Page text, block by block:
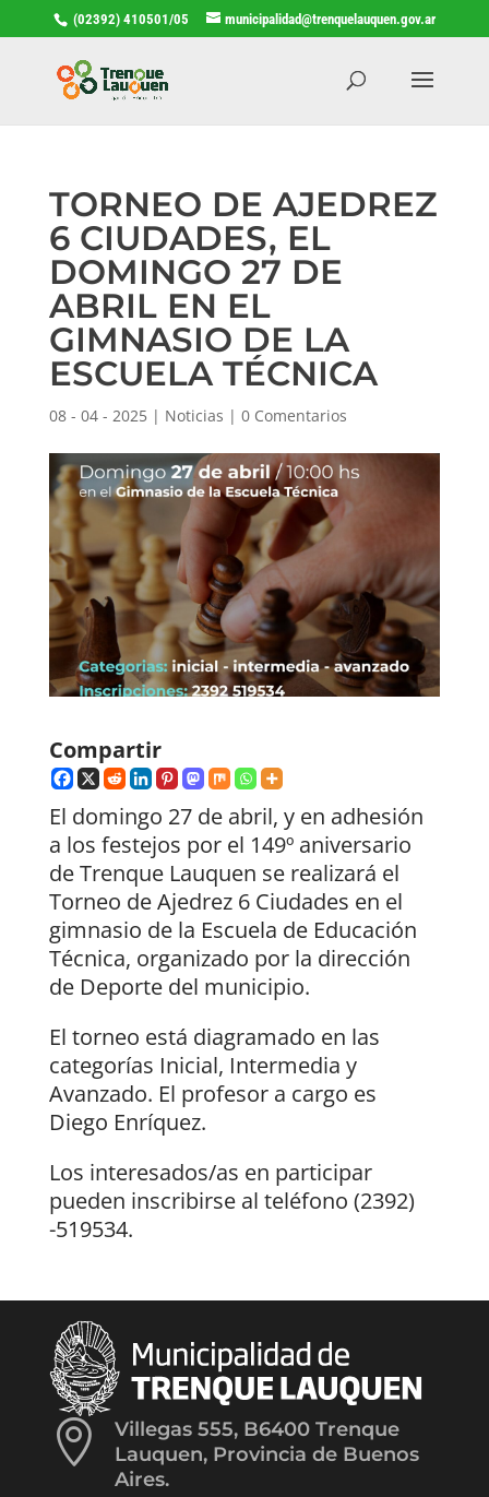
(02392) 410501/05 municipalidad@trenquelauquen.gov.ar
TORNEO DE AJEDREZ
6 CIUDADES, EL
DOMINGO 27 DE
ABRIL EN EL
GIMNASIO DE LA
ESCUELA TÉCNICA
08 - 04 - 2025| Noticias | 0 Comentarios
Compartir
El domingo 27 de abril, y en adhesión
a los festejos por el 149º aniversario
de Trenque Lauquen se realizará el
Torneo de Ajedrez 6 Ciudades en el
gimnasio de la Escuela de Educación
Técnica, organizado por la dirección
de Deporte del municipio.
El torneo está diagramado en las
categorías Inicial, Intermedia y
Avanzado. El profesor a cargo es
Diego Enríquez.
Los interesados/as en participar
pueden inscribirse al teléfono (2392)
-519534.

Villegas 555, B6400 Trenque
Lauquen, Provincia de Buenos
Aires.